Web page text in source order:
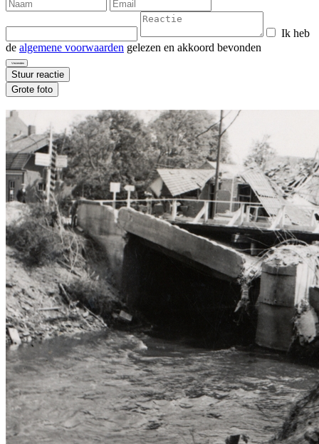
Ik heb
de algemene voorwaarden gelezen en akkoord bevonden